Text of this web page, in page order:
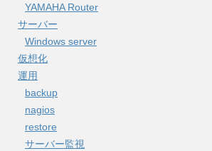
YAMAHA Router
サーバー
Windows server
仮想化
運用
backup
nagios
restore
サーバー監視